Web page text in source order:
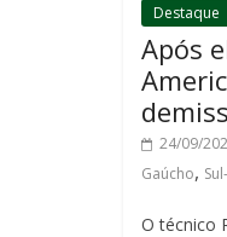
Destaque
Após
24/09/
Gaúcho,
O técnico